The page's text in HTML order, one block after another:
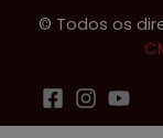
© Todos os